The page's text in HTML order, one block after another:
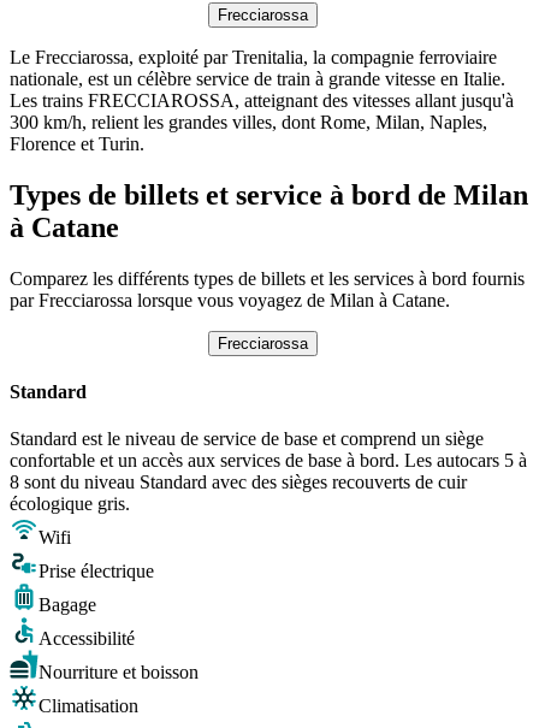
Frecciarossa
Le Frecciarossa, exploité par Trenitalia, la compagnie ferroviaire
nationale, est un célèbre service de train à grande vitesse en Italie.
Les trains FRECCIAROSSA, atteignant des vitesses allant jusqu'à
300 km/h, relient les grandes villes, dont Rome, Milan, Naples,
Florence et Turin.
Types de billets et service à bord de Milan
à Catane
Comparez les différents types de billets et les services à bord fournis
par Frecciarossa lorsque vous voyagez de Milan à Catane.
Frecciarossa
Standard
Standard est le niveau de service de base et comprend un siège
confortable et un accès aux services de base à bord. Les autocars 5 à
8 sont du niveau Standard avec des sièges recouverts de cuir
écologique gris.
Wifi
Prise électrique
Bagage
Accessibilité
Nourriture et boisson
Climatisation